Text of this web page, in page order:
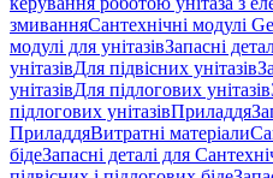
змиванняСантехнічні модулі
модулі для унітазівЗапасні
унітазівДля підвісних унітазів
унітазівДля підлогових унітазів
підлогових унітазівПриладдя
ПриладдяВитратні матеріали
бідеЗапасні деталі для